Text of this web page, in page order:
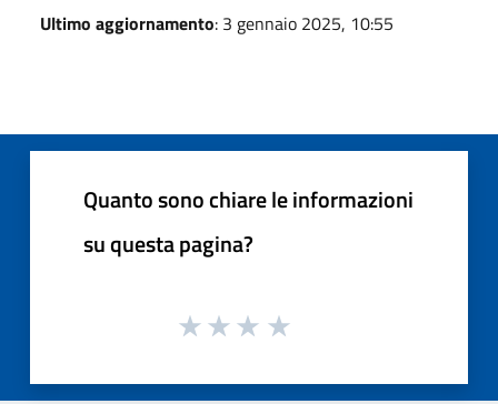
Ultimo aggiornamento: 3 gennaio 2025, 10:55
Quanto sono chiare le informazioni
su questa pagina?